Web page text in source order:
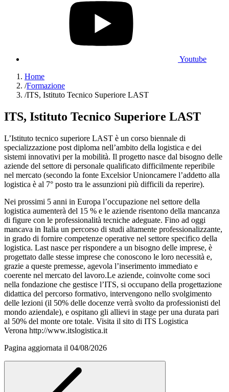
Youtube
Home
/Formazione
/ITS, Istituto Tecnico Superiore LAST
ITS, Istituto Tecnico Superiore LAST
L’Istituto tecnico superiore LAST è un corso biennale di
specializzazione post diploma nell’ambito della logistica e dei
sistemi innovativi per la mobilità. Il progetto nasce dal bisogno delle
aziende del settore di personale qualificato difficilmente reperibile
nel mercato (secondo la fonte Excelsior Unioncamere l’addetto alla
logistica è al 7° posto tra le assunzioni più difficili da reperire).
Nei prossimi 5 anni in Europa l’occupazione nel settore della
logistica aumenterà del 15 % e le aziende risentono della mancanza
di figure con le professionalità tecniche adeguate. Fino ad oggi
mancava in Italia un percorso di studi altamente professionalizzante,
in grado di fornire competenze operative nel settore specifico della
logistica. Last nasce per rispondere a un bisogno delle imprese, è
progettato dalle stesse imprese che conoscono le loro necessità e,
grazie a queste premesse, agevola l’inserimento immediato e
coerente nel mercato del lavoro.Le aziende, coinvolte come soci
nella fondazione che gestisce l’ITS, si occupano della progettazione
didattica del percorso formativo, intervengono nello svolgimento
delle lezioni (il 50% delle docenze verrà svolto da professionisti del
mondo aziendale), e ospitano gli allievi in stage per una durata pari
al 50% del monte ore totale. Visita il sito di ITS Logistica
Verona http://www.itslogistica.it
Pagina aggiornata il 04/08/2026